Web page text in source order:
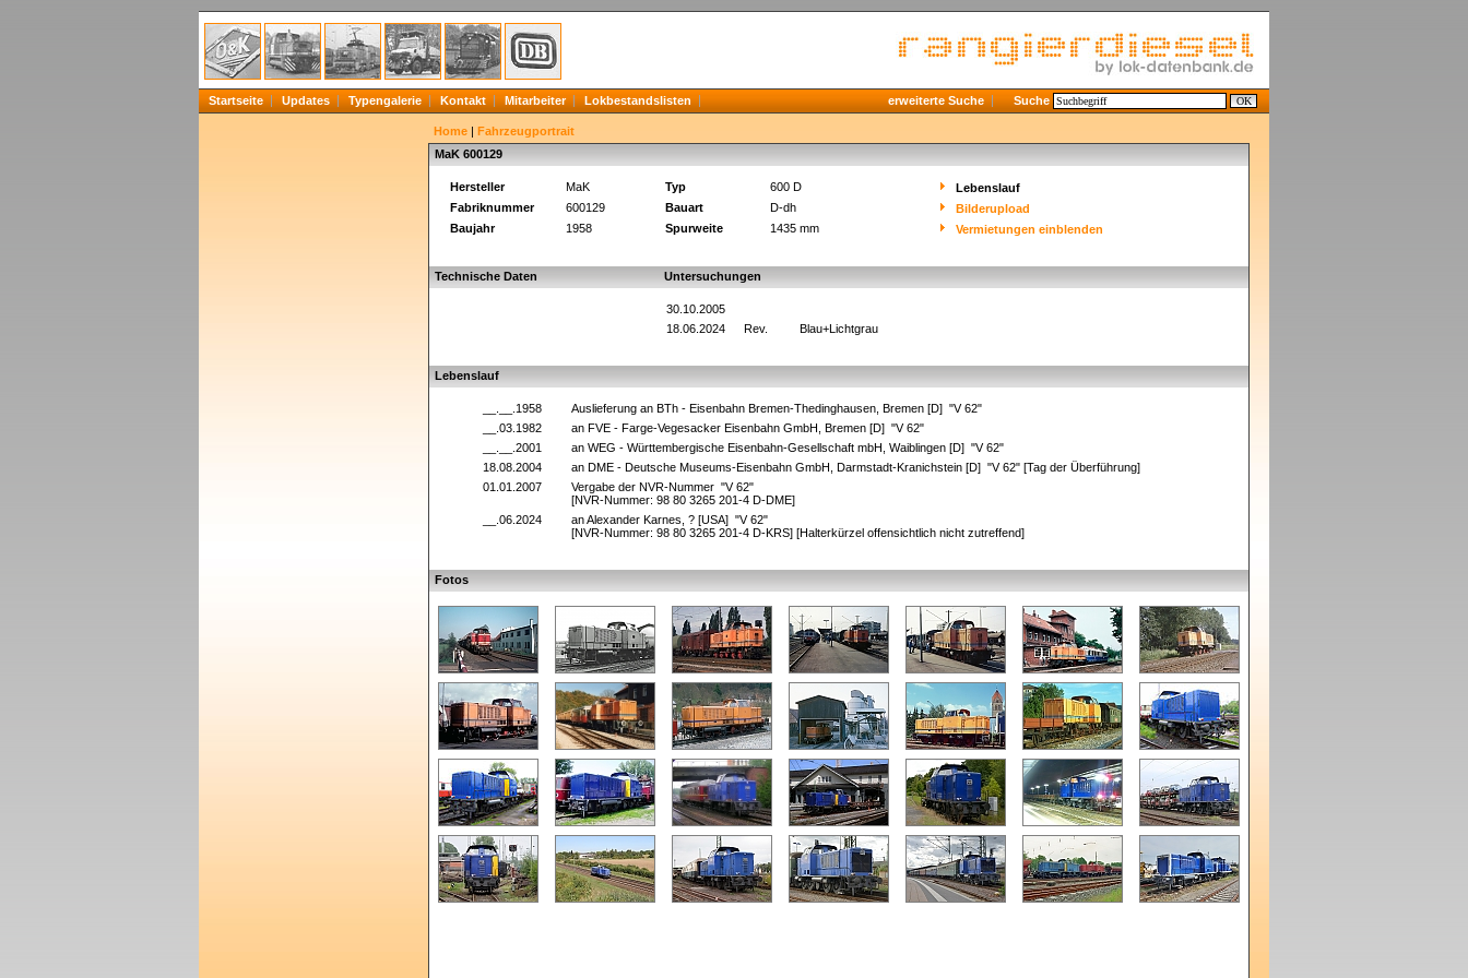
Startseite Updates Typengalerie Kontakt Mitarbeiter Lokbestandslisten erweiterte Suche Suche
Home | Fahrzeugportrait
MaK 600129
Hersteller MaK Typ 600 D
Lebenslauf
Fabriknummer
600129 Bauart D-dh
Bilderupload
Baujahr
1958 Spurweite 1435 mm Vermietungen einblenden
Technische Daten Untersuchungen
30.10.2005
18.06.2024
Rev. Blau+Lichtgrau
Lebenslauf
__.__.1958
Auslieferung an BTh - Eisenbahn Bremen-Thedinghausen, Bremen [D] "V 62"
__.03.1982
an FVE - Farge-Vegesacker Eisenbahn GmbH, Bremen [D] "V 62"
__.__.2001
an WEG - Württembergische Eisenbahn-Gesellschaft mbH, Waiblingen [D] "V 62"
18.08.2004
an DME - Deutsche Museums-Eisenbahn GmbH, Darmstadt-Kranichstein [D] "V 62" [Tag der Überführung]
01.01.2007
Vergabe der NVR-Nummer "V 62"
[NVR-Nummer: 98 80 3265 201-4 D-DME]
__.06.2024
an Alexander Karnes, ? [USA] "V 62"
[NVR-Nummer: 98 80 3265 201-4 D-KRS] [Halterkürzel offensichtlich nicht zutreffend]
Fotos